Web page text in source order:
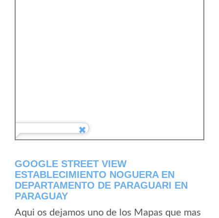
GOOGLE STREET VIEW
ESTABLECIMIENTO NOGUERA EN
DEPARTAMENTO DE PARAGUARI EN
PARAGUAY
Aqui os dejamos uno de los Mapas que mas